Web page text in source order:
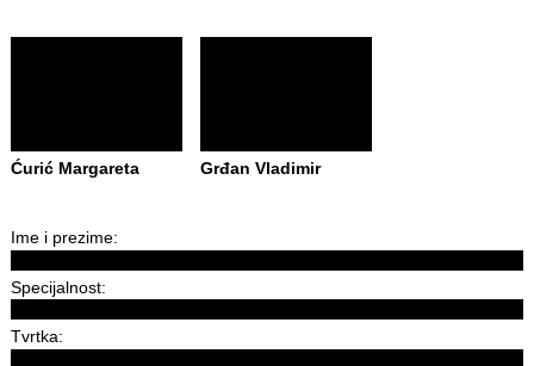
Ćurić Margareta Grđan Vladimir
Ime i prezime:
Specijalnost:
Tvrtka: